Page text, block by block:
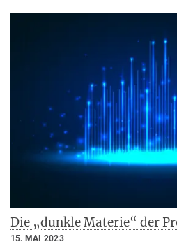
Die „dunkle Materie“ der
15. MAI 2023